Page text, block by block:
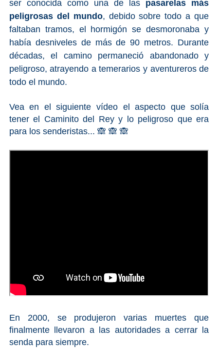
ser conocida como una de las pasarelas más
peligrosas del mundo, debido sobre todo a que
faltaban tramos, el hormigón se desmoronaba y
había desniveles de más de 90 metros. Durante
décadas, el camino permaneció abandonado y
peligroso, atrayendo a temerarios y aventureros de
todo el mundo.
Vea en el siguiente vídeo el aspecto que solía
tener el Caminito del Rey y lo peligroso que era
para los senderistas... 🙈 🙈 🙈
En 2000, se produjeron varias muertes que
finalmente llevaron a las autoridades a cerrar la
senda para siempre.